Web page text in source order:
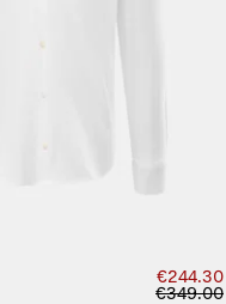
€244.30
€349.00